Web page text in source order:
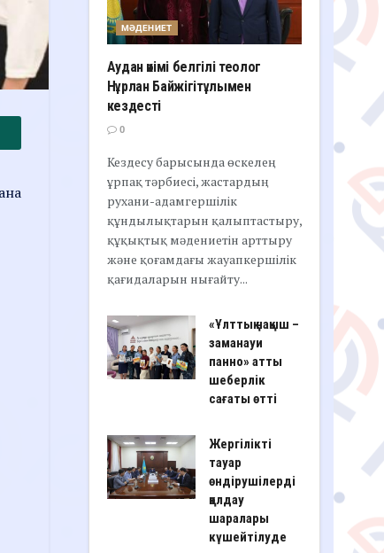
МӘДЕНИЕТ
Аудан әкімі белгілі теолог
Нұрлан Байжігітұлымен
кездесті
0
Кездесу барысында өскелең
ұрпақ тәрбиесі, жастардың
рухани-адамгершілік
құндылықтарын қалыптастыру,
құқықтық мәдениетін арттыру
және қоғамдағы жауапкершілік
қағидаларын нығайту...
«Ұлттық нақыш –
заманауи
панно» атты
шеберлік
сағаты өтті
Жергілікті
тауар
өндірушілерді
қолдау
шаралары
күшейтілуде